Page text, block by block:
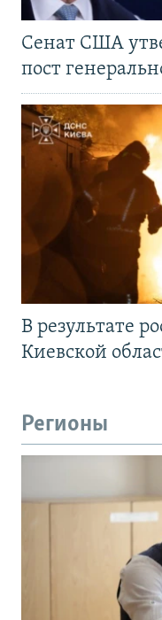
Сенат США
пост
В результате
Киевской
Регионы